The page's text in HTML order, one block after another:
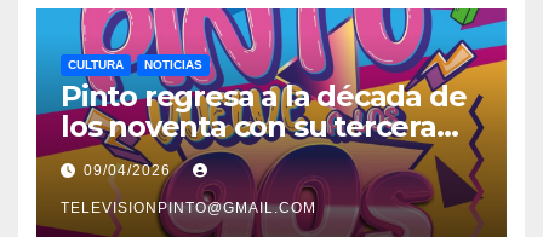
CULTURA NOTICIAS
Pinto regresa a la década de
los noventa con su tercera
feria temática y deportiva
09/04/2026
TELEVISIONPINTO@GMAIL.COM